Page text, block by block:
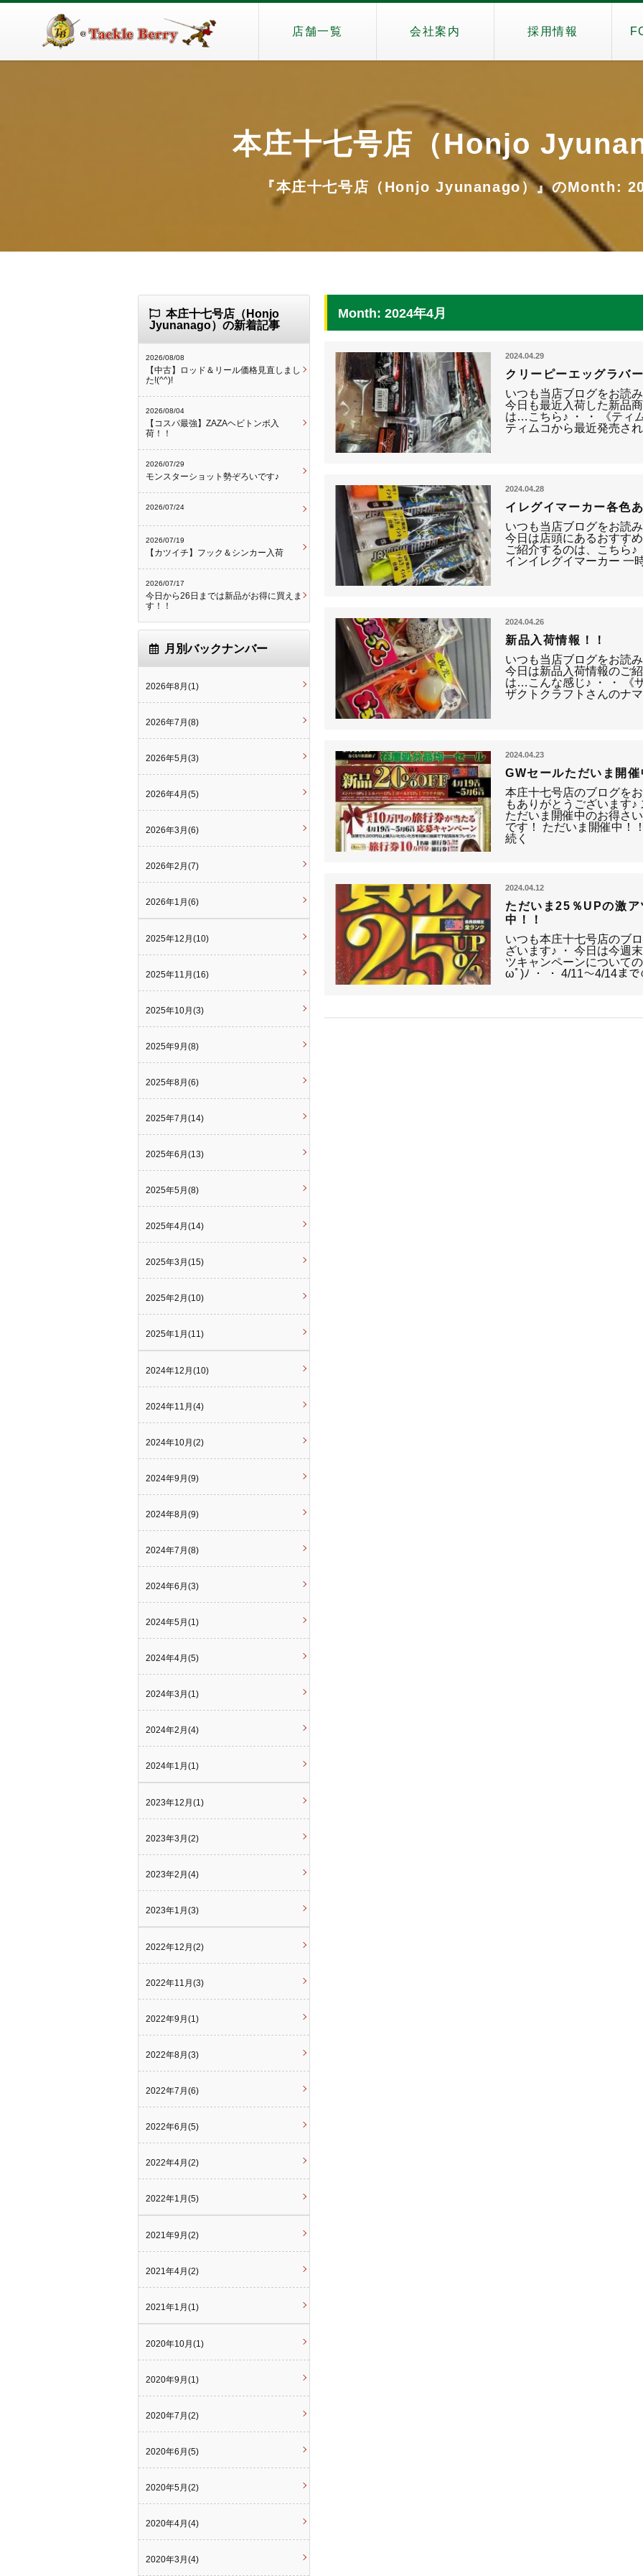
店舗一覧 会社案内 採用情報
本庄十七号店（Honjo
『本庄十七号店（Honjo Jyunanago）』のMonth:
Month: 2024年4月
2024.04.29
クリーピーエッグラバ
いつも当店ブログをお読
今日も最近入荷した新品
は…こちら♪ ・ ・ 《ティ
ティムコから最近発売さ
2024.04.28
イレグイマーカー各色
いつも当店ブログをお読
今日は店頭にあるおすす
ご紹介するのは、こちら♪
インイレグイマーカー 一
2024.04.26
新品入荷情報！！
いつも当店ブログをお読
今日は新品入荷情報のご
は…こんな感じ♪ ・ ・ 《
ザクトクラフトさんのナ
2024.04.23
GWセールただいま開催
本庄十七号店のブログを
もありがとうございます
ただいま開催中のお得さ
です！ ただいま開催中！
続く
2024.04.12
ただいま25％UPの激
中！！
いつも本庄十七号店のブ
ざいます♪ ・ 今日は今週
ツキャンペーンについて
ωﾟ)ﾉ ・ ・ 4/11～4/14ま
本庄十七号店（Honjo
Jyunanago）の新着記事
2026/08/08
【中古】ロッド＆リール価格見直しまし
た!(^^)!
2026/08/04
【コスパ最強】ZAZAヘビトンボ入
荷！！
2026/07/29
モンスターショット勢ぞろいです♪
2026/07/24
2026/07/19
【カツイチ】フック＆シンカー入荷
2026/07/17
今日から26日までは新品がお得に買えま
す！！
月別バックナンバー
2026年8月(1)
2026年7月(8)
2026年5月(3)
2026年4月(5)
2026年3月(6)
2026年2月(7)
2026年1月(6)
2025年12月(10)
2025年11月(16)
2025年10月(3)
2025年9月(8)
2025年8月(6)
2025年7月(14)
2025年6月(13)
2025年5月(8)
2025年4月(14)
2025年3月(15)
2025年2月(10)
2025年1月(11)
2024年12月(10)
2024年11月(4)
2024年10月(2)
2024年9月(9)
2024年8月(9)
2024年7月(8)
2024年6月(3)
2024年5月(1)
2024年4月(5)
2024年3月(1)
2024年2月(4)
2024年1月(1)
2023年12月(1)
2023年3月(2)
2023年2月(4)
2023年1月(3)
2022年12月(2)
2022年11月(3)
2022年9月(1)
2022年8月(3)
2022年7月(6)
2022年6月(5)
2022年4月(2)
2022年1月(5)
2021年9月(2)
2021年4月(2)
2021年1月(1)
2020年10月(1)
2020年9月(1)
2020年7月(2)
2020年6月(5)
2020年5月(2)
2020年4月(4)
2020年3月(4)